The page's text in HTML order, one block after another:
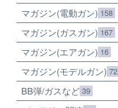
マガジン(電動ガン) 158
マガジン(ガスガン) 167
マガジン(エアガン) 16
マガジン(モデルガン) 72
BB弾/ガスなど 39